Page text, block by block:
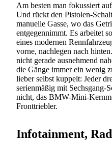
Am besten man fokussiert
Und rückt den Pistolen-
manuelle Gasse, wo das
entgegennimmt. Es arbeitet
eines modernen
vorne, nachlegen nach
nicht gerade ausnehmend
die Gänge immer ein wenig
lieber selbst kuppelt: Jeder
serienmäßig mit Sechsgang-
nicht, das BMW-Mini-
Fronttriebler.
Infotainment,